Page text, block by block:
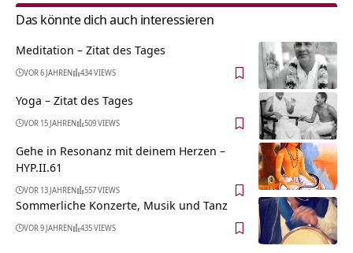
Das könnte dich auch interessieren
Meditation – Zitat des Tages
VOR 6 JAHREN 434 VIEWS
Yoga – Zitat des Tages
VOR 15 JAHREN 509 VIEWS
Gehe in Resonanz mit deinem Herzen –
HYP.II.61
VOR 13 JAHREN 557 VIEWS
Sommerliche Konzerte, Musik und Tanz
VOR 9 JAHREN 435 VIEWS